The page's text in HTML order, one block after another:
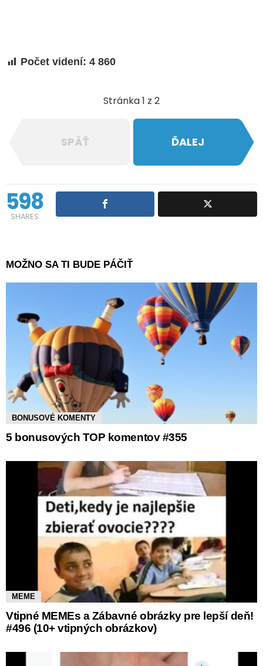
Počet videní: 4 860
Stránka 1 z 2
SPÄŤ ĎALEJ
598
SHARES
MOŽNO SA TI BUDE PÁČIŤ
BONUSOVÉ KOMENTY
5 bonusových TOP komentov #355
MEME
Vtipné MEMEs a Zábavné obrázky pre lepší deň!
#496 (10+ vtipných obrázkov)